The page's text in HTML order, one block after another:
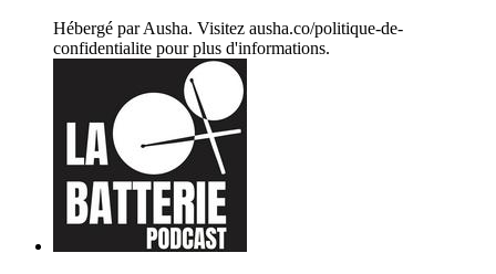
Hébergé par Ausha. Visitez ausha.co/politique-de-
confidentialite pour plus d'informations.